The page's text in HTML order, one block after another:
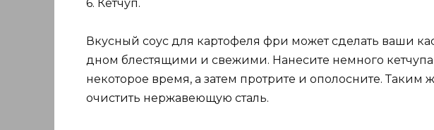
6. Кетчуп.
Вкусный соус для картофеля фри может сделать ваши
дном блестящими и свежими. Нанесите немного кетчупа
некоторое время, а затем протрите и ополосните. Таким
очистить нержавеющую сталь.